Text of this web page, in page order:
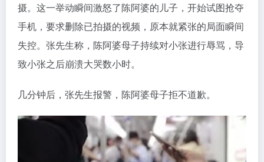
摄。这一举动瞬间激怒了陈阿婆的儿子，开始试图抢夺
手机，要求删除已拍摄的视频，原本就紧张的局面瞬间
失控。张先生称，陈阿婆母子持续对小张进行辱骂，导
致小张之后崩溃大哭数小时。
几分钟后，张先生报警，陈阿婆母子拒不道歉。